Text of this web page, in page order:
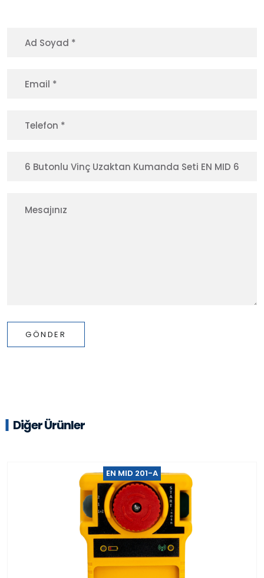
GÖNDER
Diğer Ürünler
EN MID 201-A